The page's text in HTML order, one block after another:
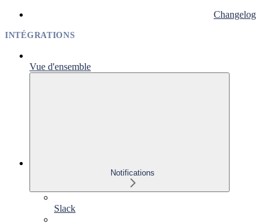
Changelog
INTÉGRATIONS
Vue d'ensemble
Notifications
Slack